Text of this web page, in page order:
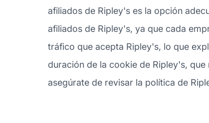
afiliados de Ripley's es la opción
afiliados de Ripley's, ya que cada
tráfico que acepta Ripley's, lo que
duración de la cookie de Ripley's,
asegúrate de revisar la política de